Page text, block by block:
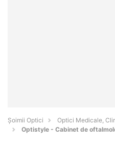
Șoimii Optici
Optici Medicale,
Optistyle - Cabinet de